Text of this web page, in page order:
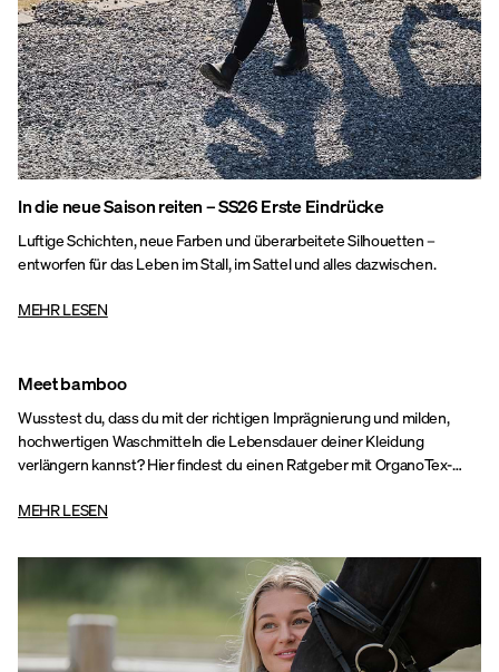
In die neue Saison reiten – SS26 Erste Eindrücke
Luftige Schichten, neue Farben und überarbeitete Silhouetten –
entworfen für das Leben im Stall, im Sattel und alles dazwischen.
MEHR LESEN
Meet bamboo
Wusstest du, dass du mit der richtigen Imprägnierung und milden,
hochwertigen Waschmitteln die Lebensdauer deiner Kleidung
verlängern kannst? Hier findest du einen Ratgeber mit OrganoTex-
Kleidung wiederherzustellen und sie länger funktional und gepflegt zu
MEHR LESEN